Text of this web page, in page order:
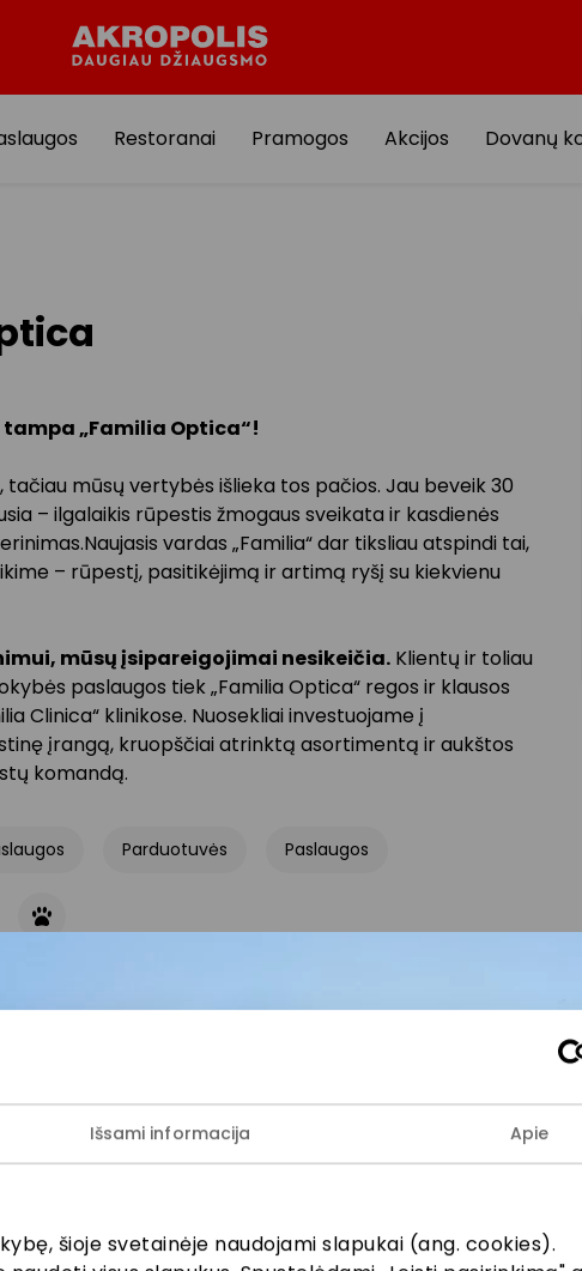
Išsami informacija Apie
šioje svetainėje naudojami slapukai (ang. cookies).
Restoranai Pramogos Akcijos Dovanų
„Familia Optica“!
tačiau mūsų vertybės išlieka tos pačios. Jau beveik 30
– ilgalaikis rūpestis žmogaus sveikata ir kasdienės
vardas „Familia“ dar tiksliau atspindi tai,
– rūpestį, pasitikėjimą ir artimą ryšį su kiekvienu
mūsų įsipareigojimai nesikeičia. Klientų ir toliau
paslaugos tiek „Familia Optica“ regos ir klausos
Clinica“ klinikose. Nuosekliai investuojame į
įrangą, kruopščiai atrinktą asortimentą ir aukštos
komandą.
Parduotuvės Paslaugos
prie mūsų bendruomenės
geriausius pasiūlymus, renginius ir naujausią informaciją iš
AKROPOLIS prekybos centro.